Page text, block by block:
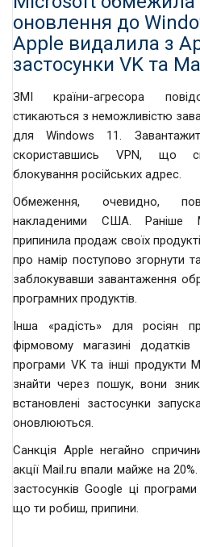
оновлення до
Apple видалила з
застосунки VK та
ЗМІ країни-агресора
стикаються з неможливістю
для Windows 11.
скориставшись VPN, що
блокування російських адрес.
Обмеження, очевидно,
накладеними США. Раніше
припинила продаж своїх
про намір поступово згорнути
заблокувавши завантаження
програмних продуктів.
Інша «радість» для росіян
фірмовому магазині
програми VK та інші продукти
знайти через пошук, вони
встановлені застосунки
оновлюються.
Санкція Apple негайно
акції Mail.ru впали майже на
застосунків Google ці
що ти робиш, припини.